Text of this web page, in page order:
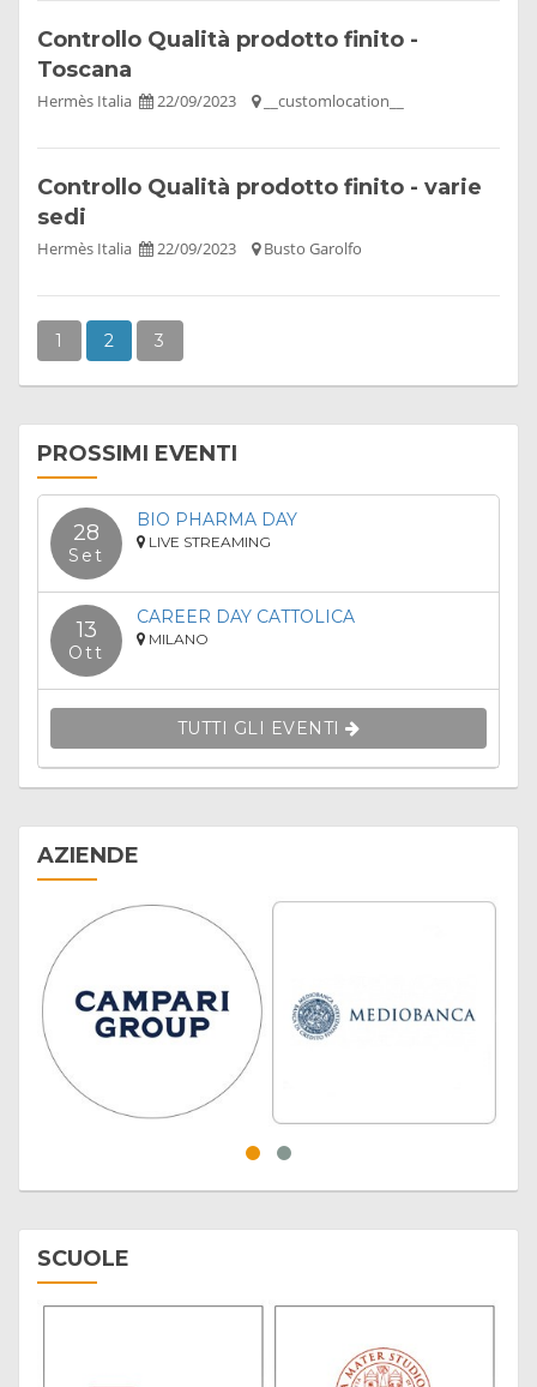
Controllo Qualità prodotto finito -
Toscana
Hermès Italia 22/09/2023 __customlocation__
Controllo Qualità prodotto finito - varie
sedi
Hermès Italia 22/09/2023 Busto Garolfo
1 2 3
PROSSIMI EVENTI
28
Set
BIO PHARMA DAY
LIVE STREAMING
13
Ott
CAREER DAY CATTOLICA
MILANO
TUTTI GLI EVENTI
AZIENDE
SCUOLE